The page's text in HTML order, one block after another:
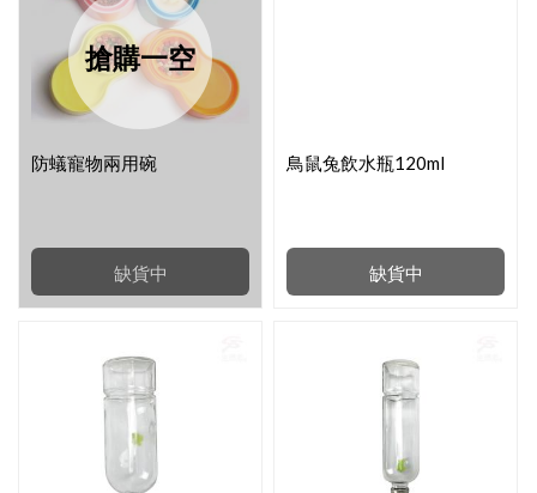
搶購一空
缺貨中
防蟻寵物兩用碗
缺貨中
鳥鼠兔飲水瓶120ml